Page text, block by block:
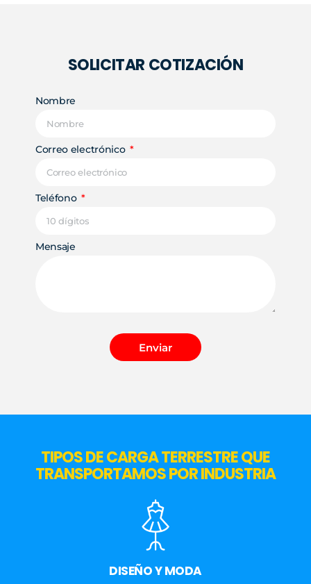
SOLICITAR COTIZACIÓN
Nombre
Correo electrónico
Teléfono
Mensaje
Enviar
TIPOS DE CARGA TERRESTRE QUE
TRANSPORTAMOS POR INDUSTRIA
DISEÑO Y MODA